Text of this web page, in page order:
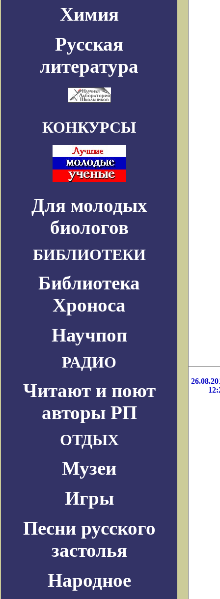
Химия
Русская
литература
КОНКУРСЫ
Для молодых
биологов
БИБЛИОТЕКИ
Библиотека
Хроноса
Научпоп
РАДИО
Читают и поют
авторы РП
ОТДЫХ
Музеи
Игры
Песни русского
застолья
Народное